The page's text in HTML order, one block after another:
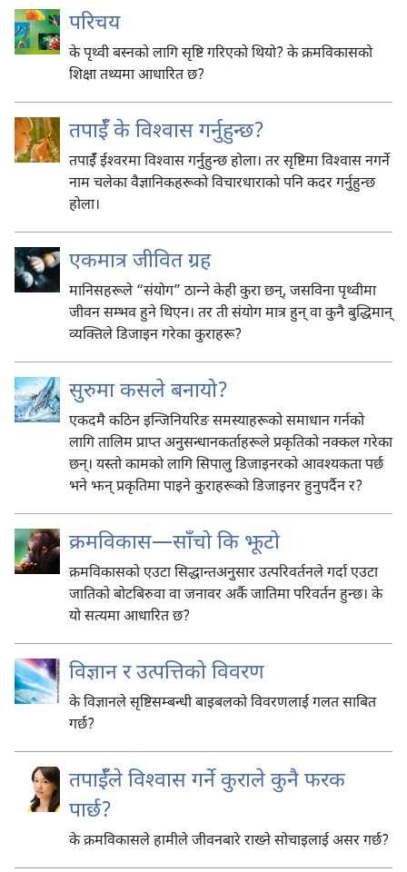
परिचय
के पृथ्वी बस्नको लागि सृष्टि गरिएको थियो? के क्रमविकासको
शिक्षा तथ्यमा आधारित छ?
तपाईँ के विश्‍वास गर्नुहुन्छ?
तपाईँ ईश्‍वरमा विश्‍वास गर्नुहुन्छ होला। तर सृष्टिमा विश्‍वास नगर्ने
नाम चलेका वैज्ञानिकहरूको विचारधाराको पनि कदर गर्नुहुन्छ
होला।
एकमात्र जीवित ग्रह
मानिसहरूले “संयोग” ठान्‍ने केही कुरा छन्‌, जसविना पृथ्वीमा
जीवन सम्भव हुने थिएन। तर ती संयोग मात्र हुन्‌ वा कुनै बुद्धिमान्‌
व्यक्‍तिले डिजाइन गरेका कुराहरू?
सुरुमा कसले बनायो?
एकदमै कठिन इन्जिनियरिङ समस्याहरूको समाधान गर्नको
लागि तालिम प्राप्त अनुसन्धानकर्ताहरूले प्रकृतिको नक्कल गरेका
छन्‌। यस्तो कामको लागि सिपालु डिजाइनरको आवश्‍यकता पर्छ
भने झन्‌ प्रकृतिमा पाइने कुराहरूको डिजाइनर हुनुपर्दैन र?
क्रमविकास—साँचो कि झूटो
क्रमविकासको एउटा सिद्धान्तअनुसार उत्परिवर्तनले गर्दा एउटा
जातिको बोटबिरुवा वा जनावर अर्कै जातिमा परिवर्तन हुन्छ। के
यो सत्यमा आधारित छ?
विज्ञान र उत्पत्तिको विवरण
के विज्ञानले सृष्टिसम्बन्धी बाइबलको विवरणलाई गलत साबित
गर्छ?
तपाईँले विश्‍वास गर्ने कुराले कुनै फरक
पार्छ?
के क्रमविकासले हामीले जीवनबारे राख्ने सोचाइलाई असर गर्छ?